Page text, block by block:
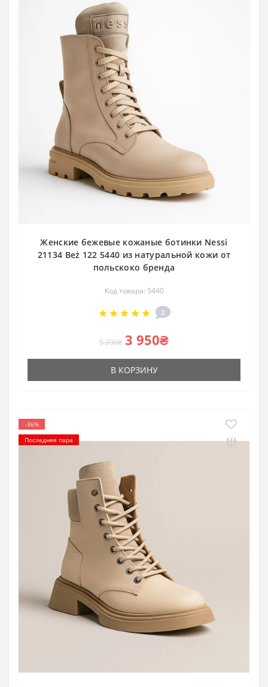
Женские бежевые кожаные ботинки Nessi
21134 Beż 122 5440 из натуральной кожи от
польскоко бренда
Код товара: 5440
2
5 390₴ 3 950₴
В КОРЗИНУ
-36%
Последняя пара